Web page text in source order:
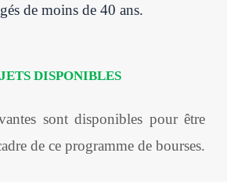
de moins de 40 ans.
DISPONIBLES
sont disponibles pour être
de ce programme de bourses.